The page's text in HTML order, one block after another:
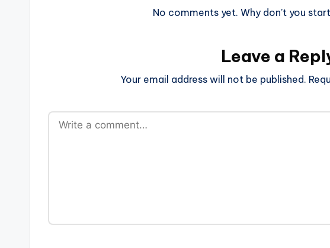
No comments yet. Why don’t you
Leave a
Your email address will not be published.